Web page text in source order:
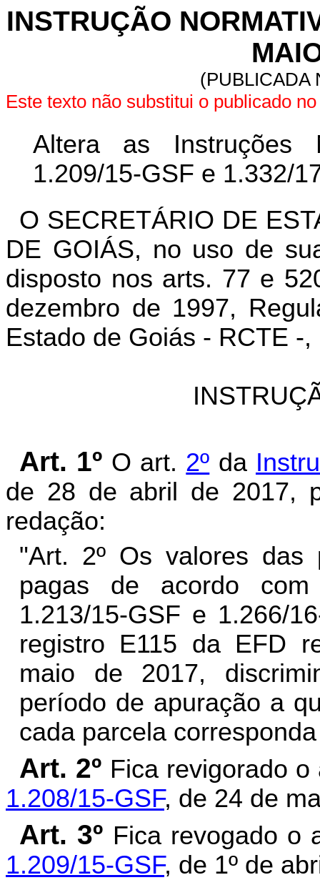
INSTRUÇÃO
(PUBLICADA
Este texto não substitui o publicado
Altera as Instruções
1.209/15-GSF e 1.332/
O SECRETÁRIO DE
DE GOIÁS, no uso de
disposto nos arts. 77 e
dezembro de 1997,
Estado de Goiás - RCTE -
Art. 1º O art. 2º da
de 28 de abril de 2017,
redação:
"Art. 2º Os valores das
pagas de acordo com
1.213/15-GSF e 1.266/
registro E115 da EFD
maio de 2017,
período de apuração a
cada parcela
Art. 2º Fica revigorado
1.208/15-GSF, de 24 de
Art. 3º Fica revogado o
1.209/15-GSF, de 1º de